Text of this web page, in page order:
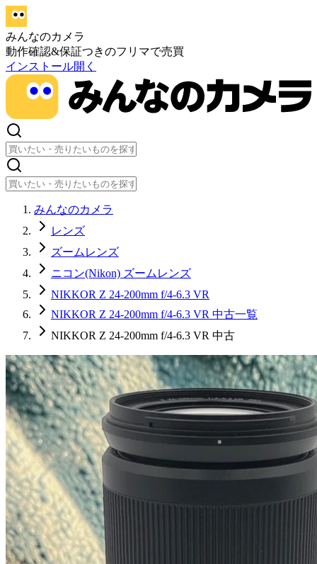
みんなのカメラ
動作確認&保証つきのフリマで売買
インストール開く
みんなのカメラ
レンズ
ズームレンズ
ニコン(Nikon) ズームレンズ
NIKKOR Z 24-200mm f/4-6.3 VR
NIKKOR Z 24-200mm f/4-6.3 VR 中古一覧
NIKKOR Z 24-200mm f/4-6.3 VR 中古